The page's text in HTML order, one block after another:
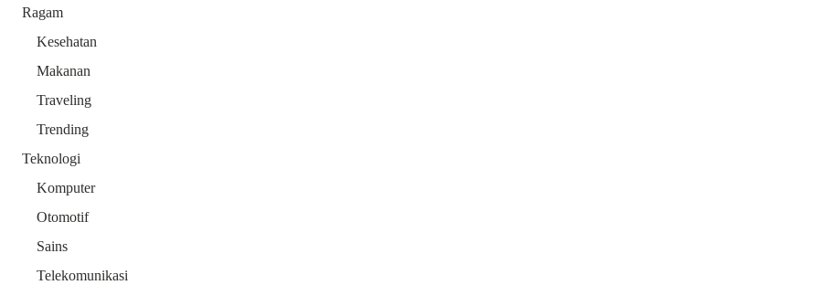
Ragam
Kesehatan
Makanan
Traveling
Trending
Teknologi
Komputer
Otomotif
Sains
Telekomunikasi